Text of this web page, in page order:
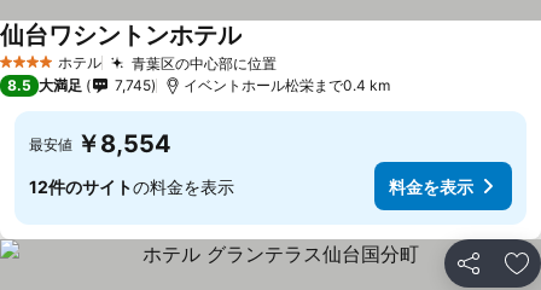
4 ホテルのランク
ホテル 青葉区の中心部に位置
仙台ワシントンホテル
8.5 大満足 7,745 イベントホール松栄まで0.4 km
最安値 ￥8,554
12件のサイトの料金を表示 料金を表示
シェア お